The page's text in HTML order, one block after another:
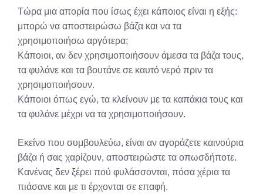
Τώρα μια απορία που ίσως έχει κάποιος είναι η εξής:
μπορώ να αποστειρώσω βάζα και να τα
χρησιμοποιήσω αργότερα;
Κάποιοι, αν δεν χρησιμοποιήσουν άμεσα τα βάζα τους,
τα φυλάνε και τα βουτάνε σε καυτό νερό πριν τα
χρησιμοποιήσουν.
Κάποιοι όπως εγώ, τα κλείνουν με τα καπάκια τους και
τα φυλάνε μέχρι να τα χρησιμοποιήσουν.
Εκείνο που συμβουλεύω, είναι αν αγοράζετε καινούρια
βάζα ή σας χαρίζουν, αποστειρώστε τα οπωσδήποτε.
Κανένας δεν ξέρει πού φυλάσσονται, πόσα χέρια τα
πιάσανε και με τι έρχονται σε επαφή.